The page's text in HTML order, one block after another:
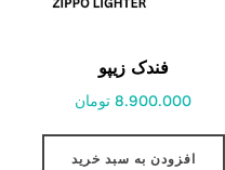
فندک زیپو
8.900.000 تومان
افزودن به سبد خرید